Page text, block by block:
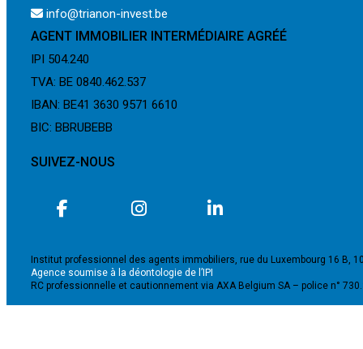
info@trianon-invest.be
AGENT IMMOBILIER INTERMÉDIAIRE AGRÉÉ
IPI 504.240
TVA: BE 0840.462.537
IBAN: BE41 3630 9571 6610
BIC: BBRUBEBB
SUIVEZ-NOUS
Institut professionnel des agents immobiliers, rue du Luxembourg 16 B,
Agence soumise à la déontologie de l’IPI
RC professionnelle et cautionnement via AXA Belgium SA – police n°